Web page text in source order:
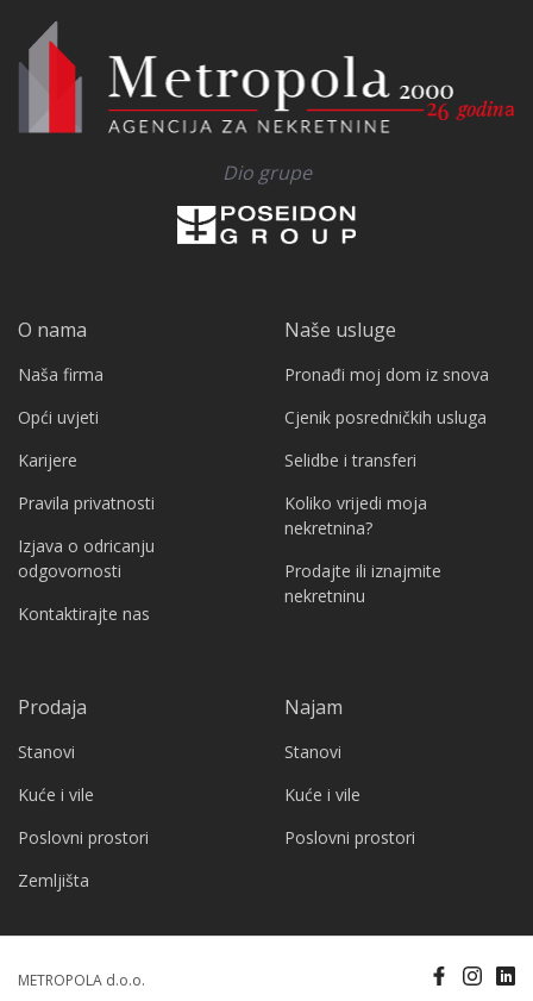
Dio grupe
O nama
Naša firma
Opći uvjeti
Karijere
Pravila privatnosti
Izjava o odricanju
odgovornosti
Kontaktirajte nas
Naše usluge
Pronađi moj dom iz snova
Cjenik posredničkih usluga
Selidbe i transferi
Koliko vrijedi moja
nekretnina?
Prodajte ili iznajmite
nekretninu
Prodaja
Stanovi
Kuće i vile
Poslovni prostori
Zemljišta
Najam
Stanovi
Kuće i vile
Poslovni prostori
METROPOLA d.o.o.